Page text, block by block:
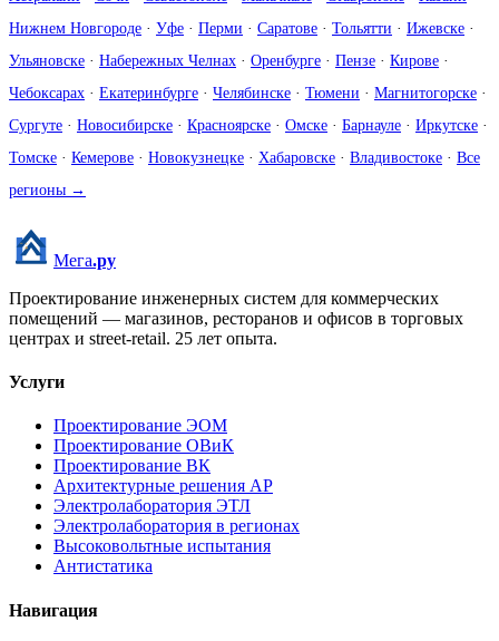
Нижнем Новгороде · Уфе · Перми · Саратове · Тольятти · Ижевске ·
Ульяновске · Набережных Челнах · Оренбурге · Пензе · Кирове ·
Чебоксарах · Екатеринбурге · Челябинске · Тюмени · Магнитогорске ·
Сургуте · Новосибирске · Красноярске · Омске · Барнауле · Иркутске ·
Томске · Кемерове · Новокузнецке · Хабаровске · Владивостоке · Все
регионы →
Мега.ру
Проектирование инженерных систем для коммерческих
помещений — магазинов, ресторанов и офисов в торговых
центрах и street-retail. 25 лет опыта.
Услуги
Проектирование ЭОМ
Проектирование ОВиК
Проектирование ВК
Архитектурные решения АР
Электролаборатория ЭТЛ
Электролаборатория в регионах
Высоковольтные испытания
Антистатика
Навигация